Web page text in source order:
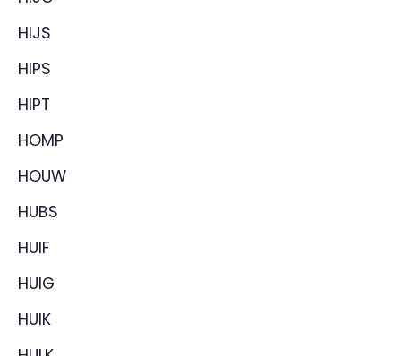
HIJS
HIPS
HIPT
HOMP
HOUW
HUBS
HUIF
HUIG
HUIK